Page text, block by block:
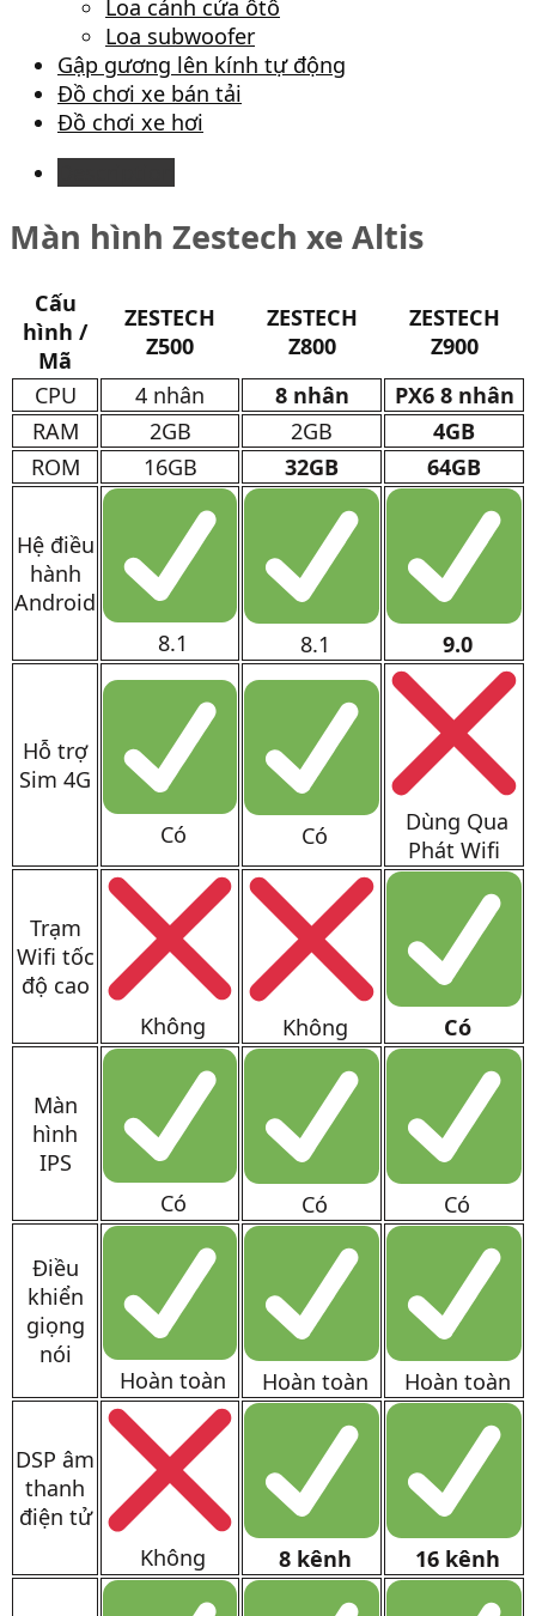
Loa cánh cửa ôtô
Loa subwoofer
Gập gương lên kính tự động
Đồ chơi xe bán tải
Đồ chơi xe hơi
Màn hình Zestech xe Altis
Cấu
hình /
Mã
ZESTECH
Z500
ZESTECH
Z800
ZESTECH
Z900
CPU
4 nhân 8 nhân
PX6 8 nhân
RAM
2GB 2GB
4GB
ROM
16GB 32GB 64GB
Hệ điều
hành
Android
8.1
8.1 9.0
Hỗ trợ
Sim 4G
Có
Có
Dùng Qua
Phát Wifi
Trạm
Wifi tốc
độ cao
Không
Không Có
Màn
hình
IPS
Có
Có Có
Điều
khiển
giọng
nói
Hoàn toàn
Hoàn toàn Hoàn toàn
DSP âm
thanh
điện tử
Không
8 kênh 16 kênh